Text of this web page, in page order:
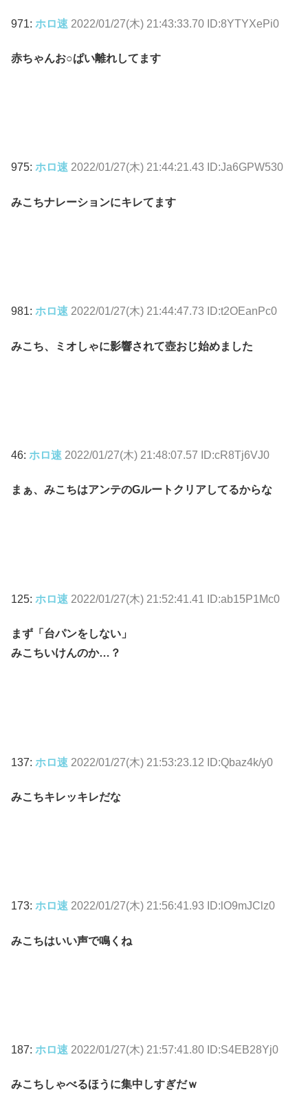
971: ホロ速 2022/01/27(木) 21:43:33.70 ID:8YTYXePi0
赤ちゃんお○ぱい離れしてます
975: ホロ速 2022/01/27(木) 21:44:21.43 ID:Ja6GPW530
みこちナレーションにキレてます
981: ホロ速 2022/01/27(木) 21:44:47.73 ID:t2OEanPc0
みこち、ミオしゃに影響されて壺おじ始めました
46: ホロ速 2022/01/27(木) 21:48:07.57 ID:cR8Tj6VJ0
まぁ、みこちはアンテのGルートクリアしてるからな
125: ホロ速 2022/01/27(木) 21:52:41.41 ID:ab15P1Mc0
まず「台パンをしない」
みこちいけんのか…？
137: ホロ速 2022/01/27(木) 21:53:23.12 ID:Qbaz4k/y0
みこちキレッキレだな
173: ホロ速 2022/01/27(木) 21:56:41.93 ID:lO9mJClz0
みこちはいい声で鳴くね
187: ホロ速 2022/01/27(木) 21:57:41.80 ID:S4EB28Yj0
みこちしゃべるほうに集中しすぎだｗ